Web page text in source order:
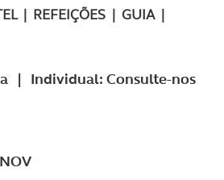
| REFEIÇÕES | GUIA |
| Individual: Consulte-nos